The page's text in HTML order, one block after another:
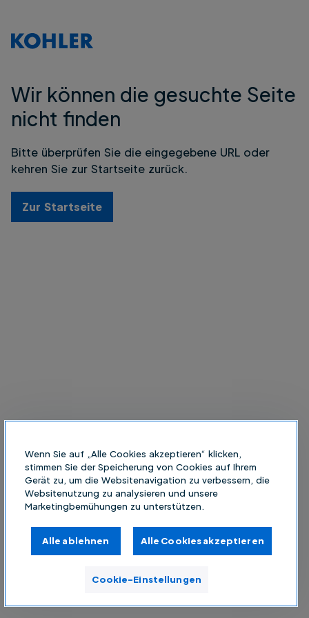
Wir können die gesuchte Seite
nicht finden
Bitte überprüfen Sie die eingegebene URL oder
kehren Sie zur Startseite zurück.
Zur Startseite
Wenn Sie auf „Alle Cookies akzeptieren“ klicken,
stimmen Sie der Speicherung von Cookies auf Ihrem
Gerät zu, um die Websitenavigation zu verbessern, die
Websitenutzung zu analysieren und unsere
Marketingbemühungen zu unterstützen.
Alle ablehnen Alle Cookies akzeptieren
Cookie-Einstellungen